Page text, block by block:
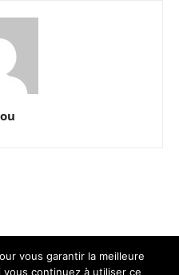
vous garantir la meilleure
continuez à utiliser ce